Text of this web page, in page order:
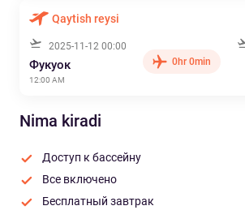
Qaytish reysi
2025-11-12 00:00
Фукуок
12:00 AM
0hr 0min
Nima kiradi
Доступ к бассейну
Все включено
Бесплатный завтрак